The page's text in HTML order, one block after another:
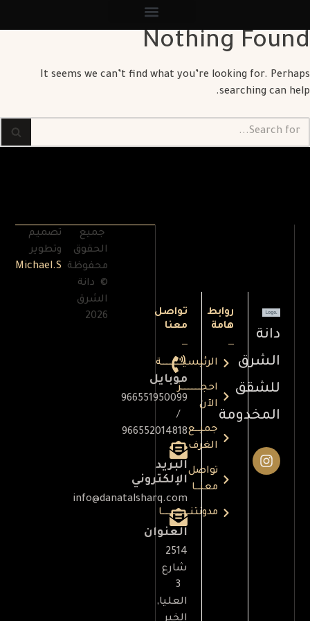
Nothing Found
It seems we can’t find what you’re looking for. Perhaps
searching can help.
دانة
الشرق
للشقق
المخدومة
روابط
هامة
الرئيسيـــــــــــــــة
احجــــــــــــــز
الآن
جميـــع
الغرف
تواصل
معنـــا
مدونتنــــــــــــــــــــا
تواصل
معنا
موبايل
966551950099
/
966552014818
البريد
الإلكتروني
info@danatalsharq.com
العنوان
2514
شارع
3
العليا,
الخبر
تصميم
وتطوير
Michael.S
جميع
الحقوق
محفوظة
© دانة
الشرق
2026